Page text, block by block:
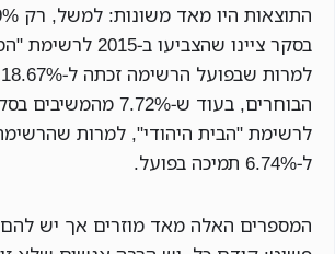
בסקר ציינו שהצביעו ב-
הבוחרים, בעוד ש-7.72%
לרשימת "הבית היהודי", למרות
ל-6.74% תמיכה בפועל.
המספרים האלה מאד מוזרים אך יש